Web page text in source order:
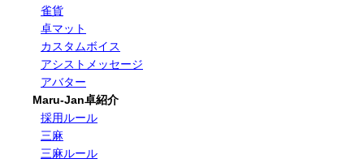
雀貨
卓マット
カスタムボイス
アシストメッセージ
アバター
Maru-Jan卓紹介
採用ルール
三麻
三麻ルール